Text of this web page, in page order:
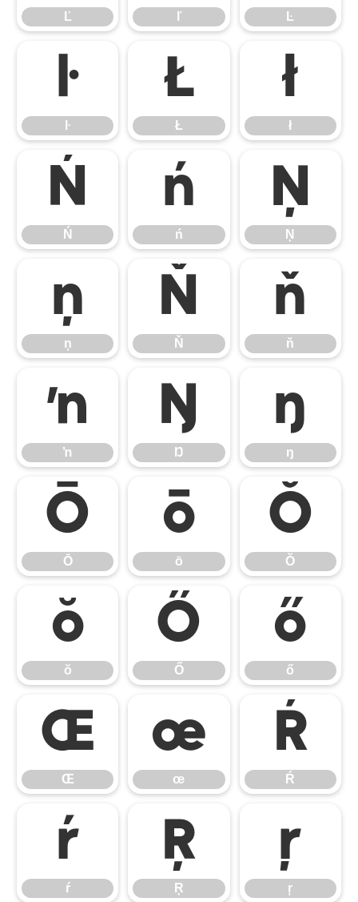
Ľ ľ Ŀ
ŀ
ŀ
Ł
Ł
ł
ł
Ń
Ń
ń
ń
Ņ
Ņ
ņ
ņ
Ň
Ň
ň
ň
ŉ
ŉ
Ŋ
Ŋ
ŋ
ŋ
Ō
Ō
ō
ō
Ŏ
Ŏ
ŏ
ŏ
Ő
Ő
ő
ő
Œ
Œ
œ
œ
Ŕ
Ŕ
ŕ
ŕ
Ŗ
Ŗ
ŗ
ŗ